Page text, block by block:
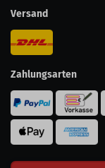
Versand
Zahlungsarten